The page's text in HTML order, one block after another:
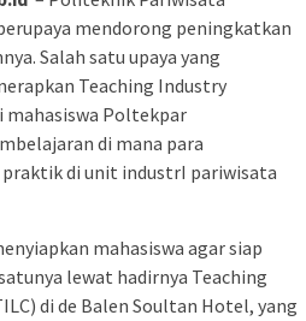
mendorong peningkatkan
Salah satu upaya yang
Teaching Industry
mahasiswa Poltekpar
di mana para
praktik di unit industrI pariwisata
mahasiswa agar siap
lewat hadirnya Teaching
di de Balen Soultan Hotel, yang